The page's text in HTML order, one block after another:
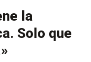
la
Solo que